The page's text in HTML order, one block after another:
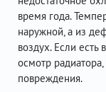
время года.
наружной, а из
воздух. Если есть
осмотр
повреждения.